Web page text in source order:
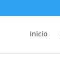
Inicio